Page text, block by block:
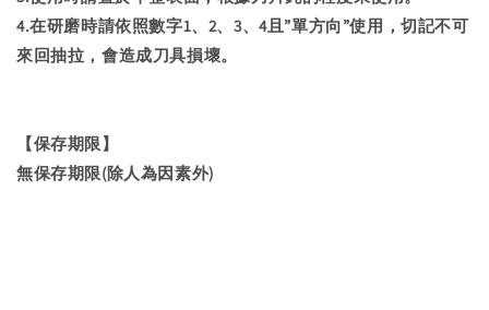
4.在研磨時請依照數字1、2、3、4且”單方向”使用，切記不可
來回抽拉，會造成刀具損壞。
【保存期限】
無保存期限(除人為因素外)